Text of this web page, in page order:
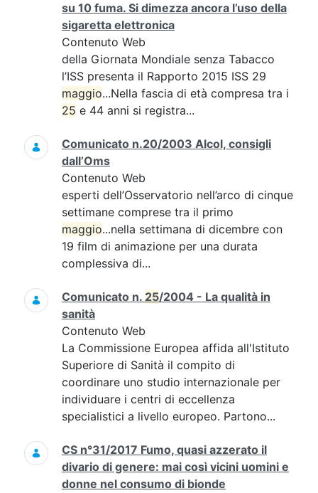
su 10 fuma. Si dimezza ancora l’uso della
sigaretta elettronica
Contenuto Web
della Giornata Mondiale senza Tabacco
l’ISS presenta il Rapporto 2015 ISS 29
maggio...Nella fascia di età compresa tra i
25 e 44 anni si registra...
Comunicato n.20/2003 Alcol, consigli
dall’Oms
Contenuto Web
esperti dell’Osservatorio nell’arco di cinque
settimane comprese tra il primo
maggio...nella settimana di dicembre con
19 film di animazione per una durata
complessiva di...
Comunicato n. 25/2004 - La qualità in
sanità
Contenuto Web
La Commissione Europea affida all'Istituto
Superiore di Sanità il compito di
coordinare uno studio internazionale per
individuare i centri di eccellenza
specialistici a livello europeo. Partono...
CS n°31/2017 Fumo, quasi azzerato il
divario di genere: mai così vicini uomini e
donne nel consumo di bionde